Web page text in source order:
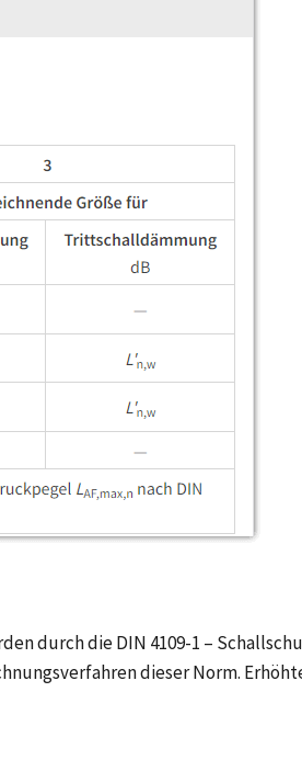
durch die DIN 4109-1 –
dieser Norm.